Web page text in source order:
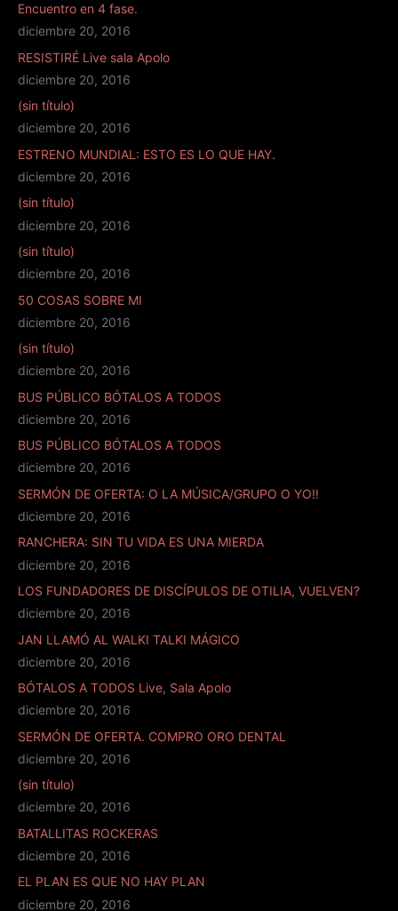
Encuentro en 4 fase.
diciembre 20, 2016
RESISTIRÉ Live sala Apolo
diciembre 20, 2016
(sin título)
diciembre 20, 2016
ESTRENO MUNDIAL: ESTO ES LO QUE HAY.
diciembre 20, 2016
(sin título)
diciembre 20, 2016
(sin título)
diciembre 20, 2016
50 COSAS SOBRE MI
diciembre 20, 2016
(sin título)
diciembre 20, 2016
BUS PÚBLICO BÓTALOS A TODOS
diciembre 20, 2016
BUS PÚBLICO BÓTALOS A TODOS
diciembre 20, 2016
SERMÓN DE OFERTA: O LA MÚSICA/GRUPO O YO!!
diciembre 20, 2016
RANCHERA: SIN TU VIDA ES UNA MIERDA
diciembre 20, 2016
LOS FUNDADORES DE DISCÍPULOS DE OTILIA, VUELVEN?
diciembre 20, 2016
JAN LLAMÓ AL WALKI TALKI MÁGICO
diciembre 20, 2016
BÓTALOS A TODOS Live, Sala Apolo
diciembre 20, 2016
SERMÓN DE OFERTA. COMPRO ORO DENTAL
diciembre 20, 2016
(sin título)
diciembre 20, 2016
BATALLITAS ROCKERAS
diciembre 20, 2016
EL PLAN ES QUE NO HAY PLAN
diciembre 20, 2016